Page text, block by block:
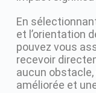
En
et l’orientation
pouvez vous
recevoir
aucun
améliorée et